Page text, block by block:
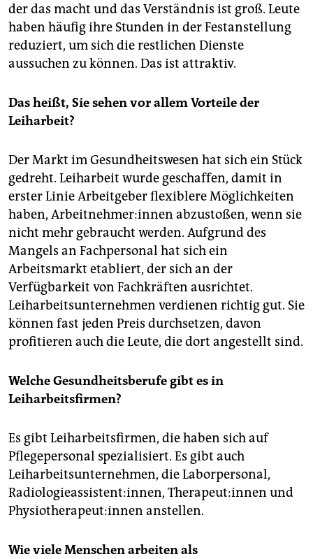
der das macht und das Verständnis ist groß. Leute
haben häufig ihre Stunden in der Festanstellung
reduziert, um sich die restlichen Dienste
aussuchen zu können. Das ist attraktiv.
Das heißt, Sie sehen vor allem Vorteileder
Leiharbeit?
Der Markt im Gesundheitswesen hat sich ein Stück
gedreht. Leiharbeit wurde geschaffen, damit in
erster Linie Arbeitgeber flexiblere Möglichkeiten
haben, Arbeitnehmer:innen abzustoßen, wenn sie
nicht mehr gebraucht werden. Aufgrund des
Mangels an Fachpersonal hat sich ein
Arbeitsmarkt etabliert, der sich an der
Verfügbarkeit von Fachkräften ausrichtet.
Leiharbeitsunternehmen verdienen richtig gut. Sie
können fast jeden Preis durchsetzen, davon
profitieren auch die Leute, die dort angestellt sind.
Welche Gesundheitsberufe gibt es in
Leiharbeitsfirmen?
Es gibt Leiharbeitsfirmen, die haben sich auf
Pflegepersonal spezialisiert. Es gibt auch
Leiharbeitsunternehmen, die Laborpersonal,
Radiologieassistent:innen, Therapeut:innen und
Physiotherapeut:innen anstellen.
Wie viele Menschen arbeiten als